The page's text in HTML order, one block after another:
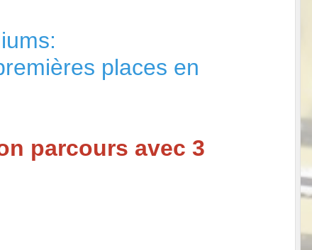
places en
parcours avec 3